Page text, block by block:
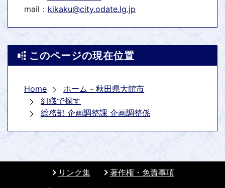
mail： kikaku@city.odate.lg.jp
このページの現在位置
Home
ホーム - 秋田県大館市
組織で探す
総務部 企画調整課 企画調整係
リンク集
著作権・免責事項